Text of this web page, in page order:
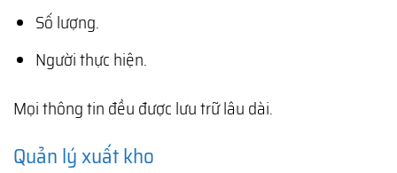
Số lượng.
Người thực hiện.
Mọi thông tin đều được lưu trữ lâu dài.
Quản lý xuất kho